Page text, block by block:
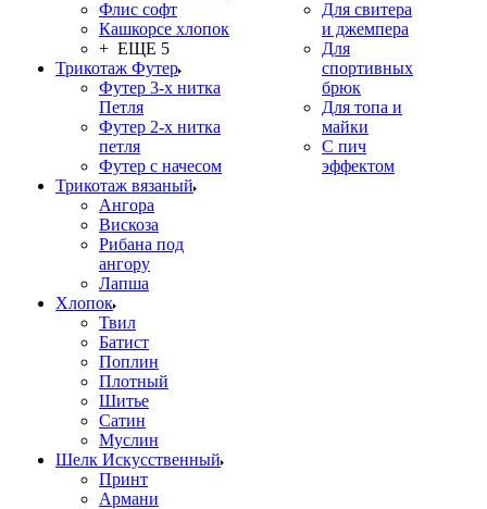
Флис софт
Кашкорсе хлопок
+ ЕЩЕ 5
Трикотаж Футер
Футер 3-х нитка
Петля
Футер 2-х нитка
петля
Футер с начесом
Трикотаж вязаный
Ангора
Вискоза
Рибана под
ангору
Лапша
Хлопок
Твил
Батист
Поплин
Плотный
Шитье
Сатин
Муслин
Шелк Искусственный
Принт
Армани
Для свитера
и джемпера
Для
спортивных
брюк
Для топа и
майки
С пич
эффектом